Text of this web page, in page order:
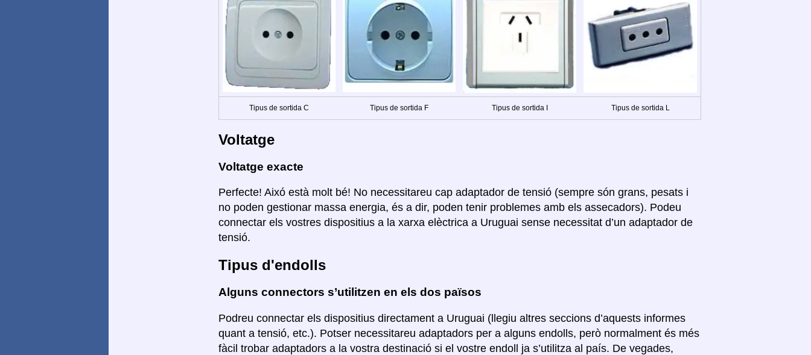
Tipus de sortida C Tipus de sortida F Tipus de sortida I Tipus de sortida L
Voltatge
Voltatge exacte
Perfecte! Aixó està molt bé! No necessitareu cap adaptador de tensió (sempre són grans, pesats i
no poden gestionar massa energia, és a dir, poden tenir problemes amb els assecadors). Podeu
connectar els vostres dispositius a la xarxa elèctrica a Uruguai sense necessitat d’un adaptador de
tensió.
Tipus d'endolls
Alguns connectors s’utilitzen en els dos països
Podreu connectar els dispositius directament a Uruguai (llegiu altres seccions d’aquests informes
quant a tensió, etc.). Potser necessitareu adaptadors per a alguns endolls, però normalment és més
fàcil trobar adaptadors a la vostra destinació si el vostre endoll ja s’utilitza al país. De vegades,